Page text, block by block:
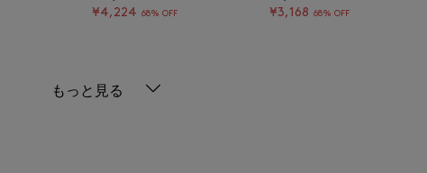
¥4,224 68% OFF
¥3,168 68% OFF
もっと見る